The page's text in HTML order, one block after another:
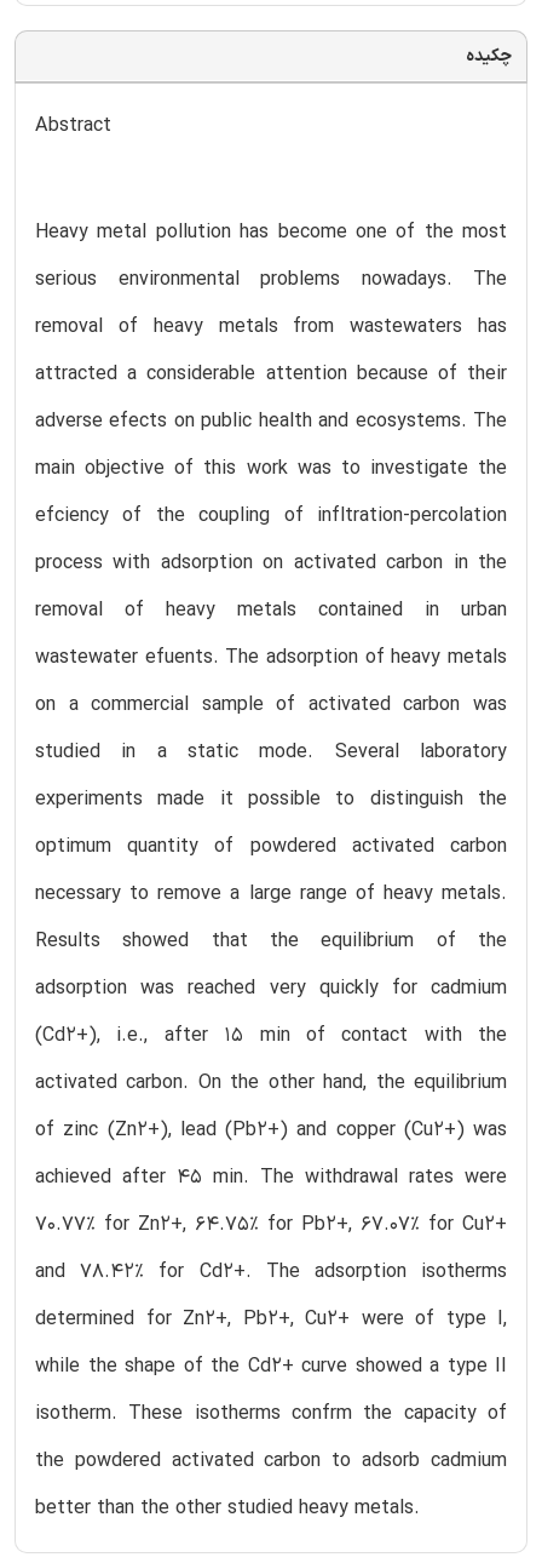
چکیده
Abstract
Heavy metal pollution has become one of the most
serious environmental problems nowadays. The
removal of heavy metals from wastewaters has
attracted a considerable attention because of their
adverse efects on public health and ecosystems. The
main objective of this work was to investigate the
efciency of the coupling of infltration-percolation
process with adsorption on activated carbon in the
removal of heavy metals contained in urban
wastewater efuents. The adsorption of heavy metals
on a commercial sample of activated carbon was
studied in a static mode. Several laboratory
experiments made it possible to distinguish the
optimum quantity of powdered activated carbon
necessary to remove a large range of heavy metals.
Results showed that the equilibrium of the
adsorption was reached very quickly for cadmium
(Cd2+), i.e., after 15 min of contact with the
activated carbon. On the other hand, the equilibrium
of zinc (Zn2+), lead (Pb2+) and copper (Cu2+) was
achieved after 45 min. The withdrawal rates were
70.77% for Zn2+, 64.75% for Pb2+, 67.07% for Cu2+
and 78.42% for Cd2+. The adsorption isotherms
determined for Zn2+, Pb2+, Cu2+ were of type I,
while the shape of the Cd2+ curve showed a type II
isotherm. These isotherms confrm the capacity of
the powdered activated carbon to adsorb cadmium
better than the other studied heavy metals.